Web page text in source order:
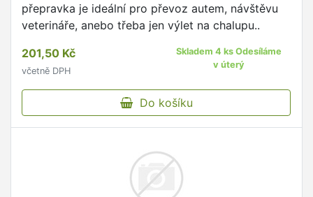
přepravka je ideální pro převoz autem, návštěvu
veterináře, anebo třeba jen výlet na chalupu..
201,50 Kč
včetně DPH
Skladem 4 ks Odesíláme
v úterý
Do košíku